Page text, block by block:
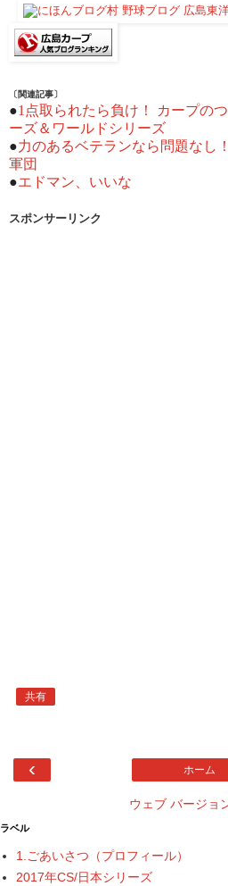
〔関連記事〕
●1点取られたら負け！ カープの
ーズ＆ワールドシリーズ
●力のあるベテランなら問題なし
軍団
●エドマン、いいな
スポンサーリンク
共有
‹ ホーム
ウェブ バージョ
ラベル
1.ごあいさつ（プロフィール）
2017年CS/日本シリーズ